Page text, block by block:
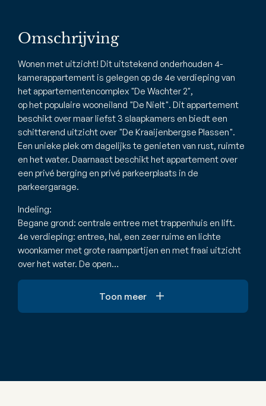
Omschrijving
Wonen met uitzicht! Dit uitstekend onderhouden 4-
kamerappartement is gelegen op de 4e verdieping van
het appartementencomplex "De Wachter 2",
op het populaire wooneiland "De Nielt". Dit appartement
beschikt over maar liefst 3 slaapkamers en biedt een
schitterend uitzicht over "De Kraaijenbergse Plassen".
Een unieke plek om dagelijks te genieten van rust, ruimte
en het water. Daarnaast beschikt het appartement over
een privé berging en privé parkeerplaats in de
parkeergarage.
Indeling:
Begane grond: centrale entree met trappenhuis en lift.
4e verdieping: entree, hal, een zeer ruime en lichte
woonkamer met grote raampartijen en met fraai uitzicht
over het water. De open…
Toon meer